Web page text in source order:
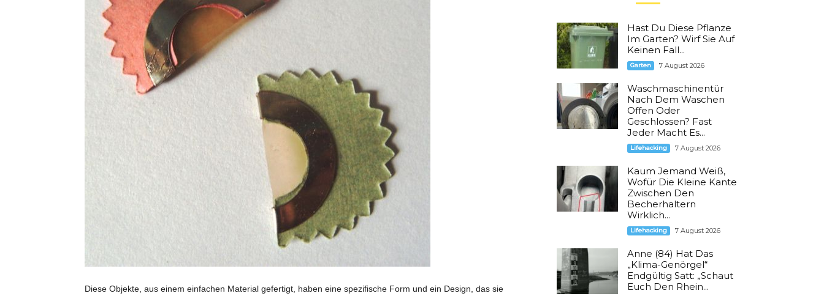
Diese Objekte, aus einem einfachen Material gefertigt, haben eine spezifische Form und ein Design, das sie
Hast Du Diese Pflanze
Im Garten? Wirf Sie Auf
Keinen Fall...
Garten 7 August 2026
Waschmaschinentür
Nach Dem Waschen
Offen Oder
Geschlossen? Fast
Jeder Macht Es...
Lifehacking 7 August 2026
Kaum Jemand Weiß,
Wofür Die Kleine Kante
Zwischen Den
Becherhaltern
Wirklich...
Lifehacking 7 August 2026
Anne (84) Hat Das
„Klima-Genörgel“
Endgültig Satt: „Schaut
Euch Den Rhein...